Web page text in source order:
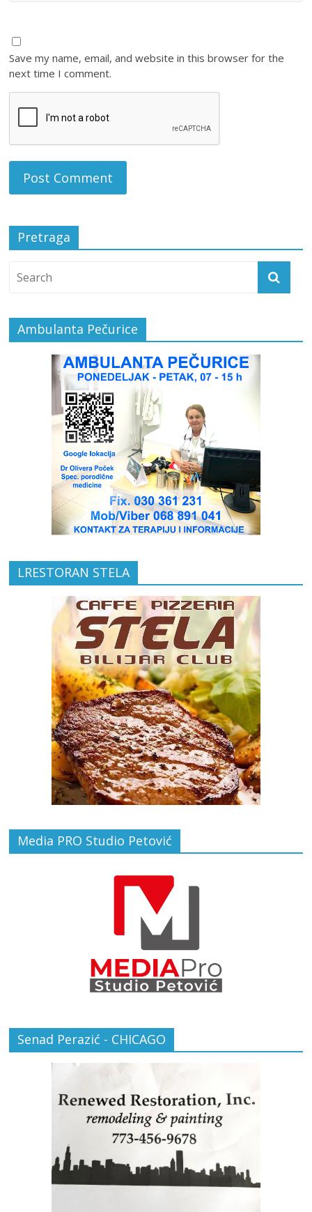
Save my name, email, and website in this browser for the
next time I comment.
Pretraga
Ambulanta Pečurice
LRESTORAN STELA
Media PRO Studio Petović
Senad Perazić - CHICAGO